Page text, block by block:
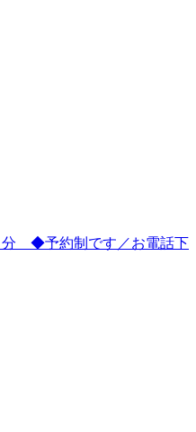
分 ◆予約制です／お電話下